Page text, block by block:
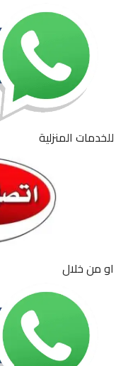
للخدمات المنزلية
او من خلال